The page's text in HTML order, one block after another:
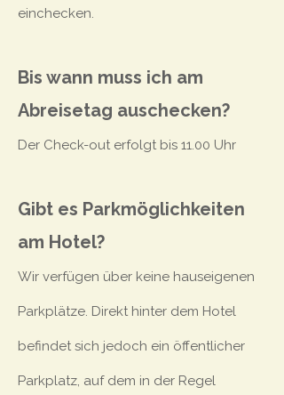
einchecken.
Bis wann muss ich am
Abreisetag auschecken?
Der Check-out erfolgt bis 11.00 Uhr
Gibt es Parkmöglichkeiten
am Hotel?
Wir verfügen über keine hauseigenen
Parkplätze. Direkt hinter dem Hotel
befindet sich jedoch ein öffentlicher
Parkplatz, auf dem in der Regel